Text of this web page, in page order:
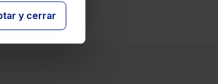
y cerrar